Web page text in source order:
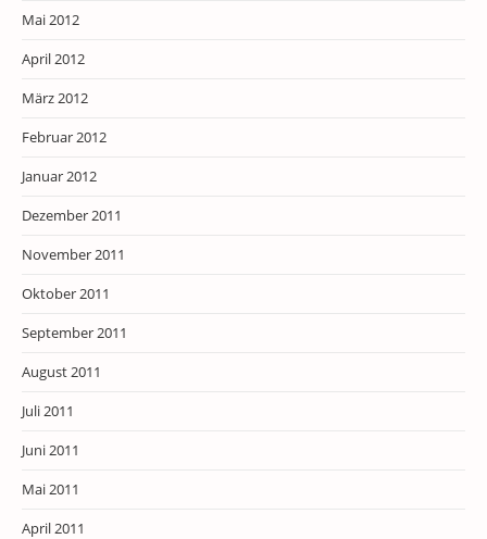
Mai 2012
April 2012
März 2012
Februar 2012
Januar 2012
Dezember 2011
November 2011
Oktober 2011
September 2011
August 2011
Juli 2011
Juni 2011
Mai 2011
April 2011